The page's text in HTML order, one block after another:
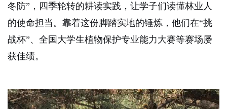
冬防”，四季轮转的耕读实践，让学子们读懂林业人
的使命担当。靠着这份脚踏实地的锤炼，他们在“挑
战杯”、全国大学生植物保护专业能力大赛等赛场屡
获佳绩。